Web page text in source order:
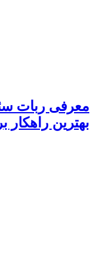
معرفی ربات
بهترین راهکار